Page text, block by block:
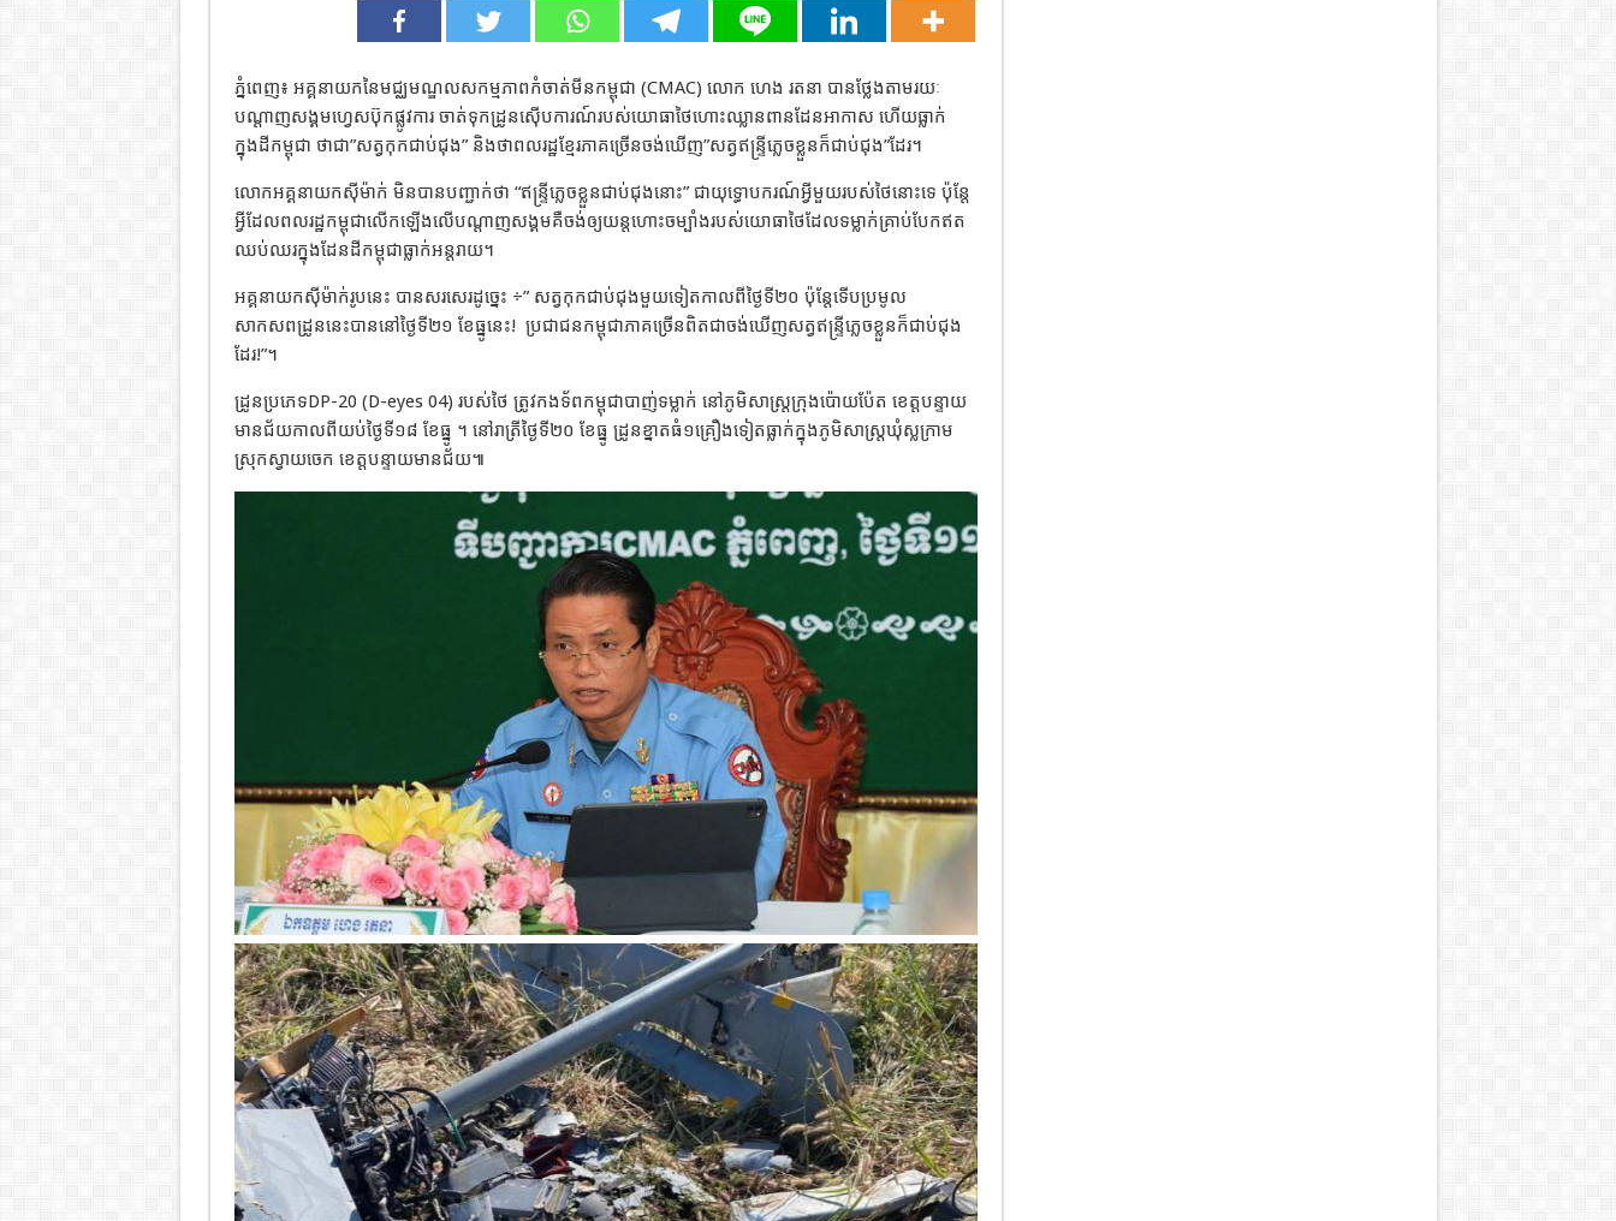
ភ្នំពេញ៖ អគ្គនាយកនៃមជ្ឈមណ្ឌលសកម្មភាពកំចាត់មីនកម្ពុជា (CMAC) លោក ហេង រតនា បានថ្លែងតាមរយៈ
បណ្ដាញសង្គមហ្វេសប៊ុកផ្លូវការ ចាត់ទុកដ្រូនស៊ើបការណ៍របស់យោធាថៃហោះឈ្លានពានដែនអាកាស ហើយធ្លាក់
ក្នុងដីកម្ពុជា ថាជា”សត្វកុកជាប់ជុង” និងថាពលរដ្ឋខ្មែរភាគច្រើនចង់ឃេីញ”សត្វឥន្ទ្រីភ្លេចខ្លួនក៏ជាប់ជុង”ដែរ។
លោកអគ្គនាយកស៊ីម៉ាក់ មិនបានបញ្ជាក់ថា “ឥន្ទ្រីភ្លេចខ្លួនជាប់ជុងនោះ” ជាយុទ្ធោបករណ៍អ្វីមួយរបស់ថៃនោះទេ ប៉ុន្តែ
អ្វីដែលពលរដ្ឋកម្ពុជាលើកឡើងលើបណ្ដាញសង្គមគឺចង់ឲ្យយន្តហោះចម្បាំងរបស់យោធាថៃដែលទម្លាក់គ្រាប់បែកឥត
ឈប់ឈរក្នុងដែនដីកម្ពុជាធ្លាក់អន្តរាយ។
អគ្គនាយកស៊ីម៉ាក់រូបនេះ បានសរសេរដូច្នេះ ÷” សត្វកុកជាប់ជុងមួយទៀតកាលពីថ្ងៃទី២០ ប៉ុន្តែទេីបប្រមូល
សាកសពដ្រូននេះបាននៅថ្ងៃទី២១ ខែធ្នូនេះ! ប្រជាជនកម្ពុជាភាគច្រេីនពិតជាចង់ឃេីញសត្វឥន្ទ្រីភ្លេចខ្លួនក៏ជាប់ជុង
ដែរ!”។
ដ្រូនប្រភេទDP-20 (D-eyes 04) របស់ថៃ ត្រូវកងទ័ពកម្ពុជាបាញ់ទម្លាក់ នៅភូមិសាស្ត្រក្រុងប៉ោយប៉ែត ខេត្តបន្ទាយ
មានជ័យកាលពីយប់ថ្ងៃទី១៨ ខែធ្នូ ។ នៅរាត្រីថ្ងៃទី២០ ខែធ្នូ ដ្រូនខ្នាតធំ១គ្រឿងទៀតធ្លាក់ក្នុងភូមិសាស្ត្រឃុំស្លក្រាម
ស្រុកស្វាយចេក ខេត្តបន្ទាយមានជ័យ៕